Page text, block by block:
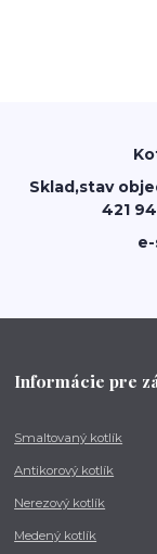
Sklad,stav
421
Informácie pre
Smaltovaný kotlík
Antikorový kotlík
Nerezový kotlík
Medený kotlík